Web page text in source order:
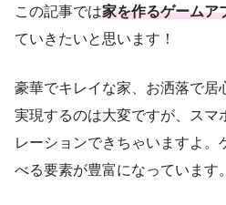
この記事では家を作るゲームア
ていきたいと思います！
豪華でキレイな家、お洒落で
実現するのは大変ですが、スマ
レーションできちゃいますよ。
べる要素が豊富になっています。